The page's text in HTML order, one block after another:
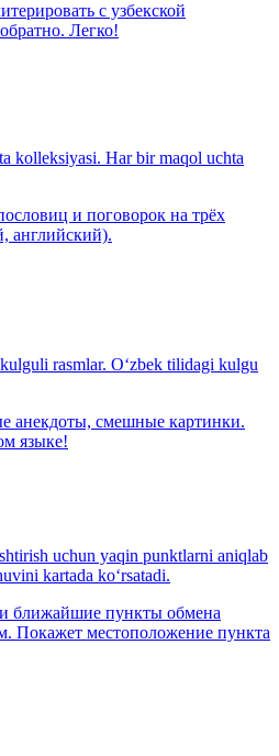
с узбекской
Легко!
kolleksiyasi. Har bir maqol uchta
и поговорок на трёх
английский).
rasmlar. O‘zbek tilidagi kulgu
анекдоты, смешные картинки.
языке!
uchun yaqin punktlarni aniqlab
kartada ko‘rsatadi.
ближайшие пункты обмена
Покажет местоположение пункта